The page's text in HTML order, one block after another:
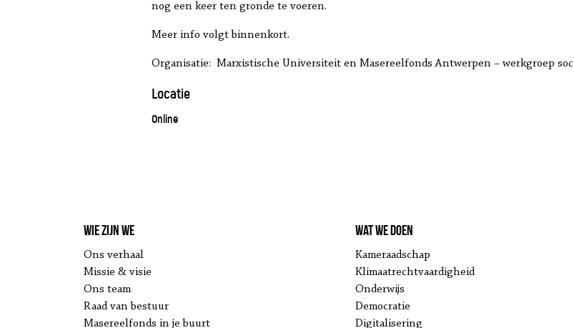
nog een keer ten gronde te voeren.
Meer info volgt binnenkort.
Organisatie: Marxistische Universiteit en Masereelfonds Antwerpen – werkgroep
Locatie
Online
Wie zijn we
Ons verhaal
Missie & visie
Ons team
Raad van bestuur
Masereelfonds in je buurt
Wat we doen
Kameraadschap
Klimaatrechtvaardigheid
Onderwijs
Democratie
Digitalisering